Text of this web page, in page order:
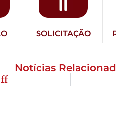
SOLICITAÇÃO
Notícias